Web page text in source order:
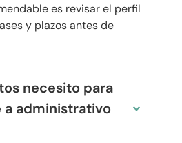
es revisar el perfil
y plazos antes de
necesito para
administrativo